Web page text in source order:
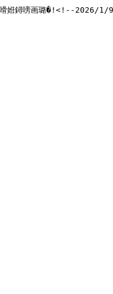
鍟嗗姙鐞嗙画璐�!<!--